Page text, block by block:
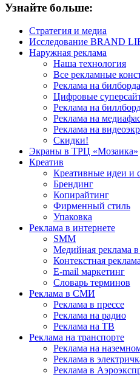
Узнайте больше:
Стратегия и медиа
Исследование BRAND
Наружная реклама
Наша технология
Все рекламные
Реклама на
Цифровые
Реклама на
Реклама на
Реклама на
Скидки!
Экраны в ТРЦ «Мозаика»
Креатив
Креативные идеи и
Брендинг
Копирайтинг
Фирменный стиль
Упаковка
Реклама в интернете
SMM
Медийная реклама в
Контекстная реклама
E-mail маркетинг
Словарь терминов
Реклама в СМИ
Реклама в прессе
Реклама на радио
Реклама на ТВ
Реклама на транспорте
Реклама на
Реклама в
Реклама в